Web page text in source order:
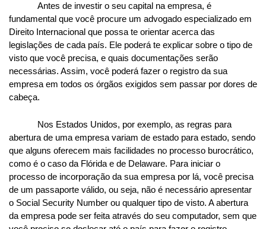
Antes de investir o seu capital na empresa, é
fundamental que você procure um advogado especializado em
Direito Internacional que possa te orientar acerca das
legislações de cada país. Ele poderá te explicar sobre o tipo de
visto que você precisa, e quais documentações serão
necessárias. Assim, você poderá fazer o registro da sua
empresa em todos os órgãos exigidos sem passar por dores de
cabeça.
Nos Estados Unidos, por exemplo, as regras para
abertura de uma empresa variam de estado para estado, sendo
que alguns oferecem mais facilidades no processo burocrático,
como é o caso da Flórida e de Delaware. Para iniciar o
processo de incorporação da sua empresa por lá, você precisa
de um passaporte válido, ou seja, não é necessário apresentar
o Social Security Number ou qualquer tipo de visto. A abertura
da empresa pode ser feita através do seu computador, sem que